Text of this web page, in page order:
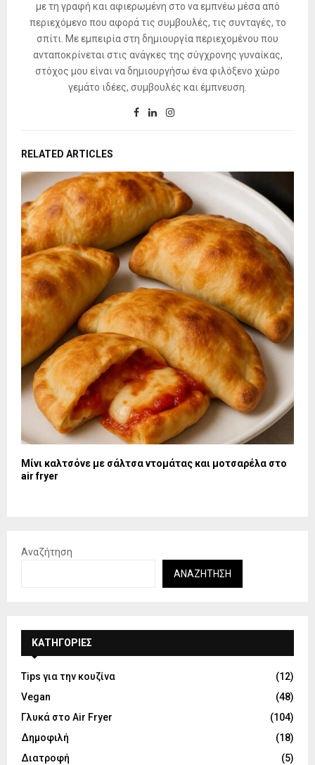
με τη γραφή και αφιερωμένη στο να εμπνέω μέσα από
περιεχόμενο που αφορά τις συμβουλές, τις συνταγές, το
σπίτι. Με εμπειρία στη δημιουργία περιεχομένου που
ανταποκρίνεται στις ανάγκες της σύγχρονης γυναίκας,
στόχος μου είναι να δημιουργήσω ένα φιλόξενο χώρο
γεμάτο ιδέες, συμβουλές και έμπνευση.
RELATED ARTICLES
Μίνι καλτσόνε με σάλτσα ντομάτας και μοτσαρέλα στο
air fryer
Αναζήτηση
ΑΝΑΖΉΤΗΣΗ
KΑΤΗΓΟΡΊΕΣ
Tips για την κουζίνα
(12)
Vegan
(48)
Γλυκά στο Air Fryer
(104)
Δημοφιλή
(18)
Διατροφή
(5)